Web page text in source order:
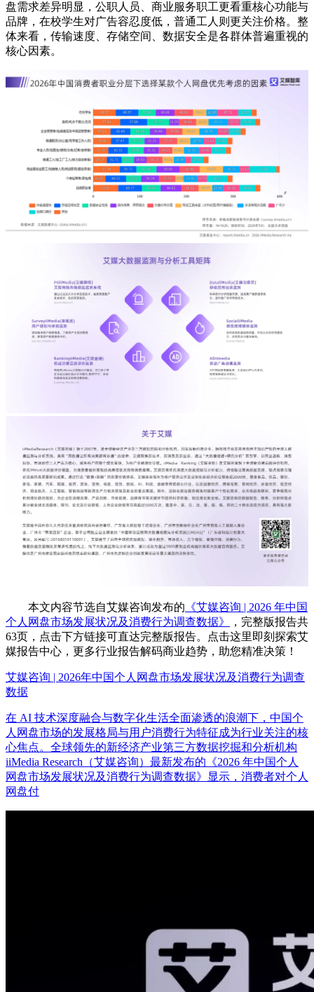
盘需求差异明显，公职人员、商业服务职工更看重核心功能与
品牌，在校学生对广告容忍度低，普通工人则更关注价格。整
体来看，传输速度、存储空间、数据安全是各群体普遍重视的
核心因素。
本文内容节选自艾媒咨询发布的 《艾媒咨询 | 2026 年中国
个人网盘市场发展状况及消费行为调查数据》
，完整版报告共
63页，点击下方链接可直达完整版报告。点击这里即刻探索艾
媒报告中心，更多行业报告解码商业趋势，助您精准决策！
艾媒咨询 | 2026年中国个人网盘市场发展状况及消费行为调查
数据
在 AI 技术深度融合与数字化生活全面渗透的浪潮下，中国个
人网盘市场的发展格局与用户消费行为特征成为行业关注的核
心焦点。全球领先的新经济产业第三方数据挖掘和分析机构
iiMedia Research（艾媒咨询）最新发布的《2026 年中国个人
网盘市场发展状况及消费行为调查数据》显示，消费者对个人
网盘付